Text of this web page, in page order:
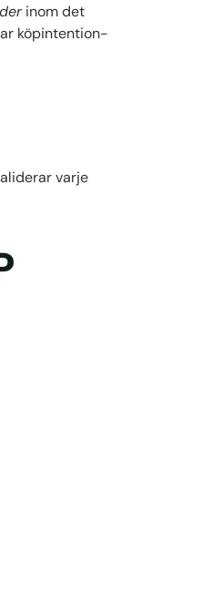
inom det
köpintention-
varje